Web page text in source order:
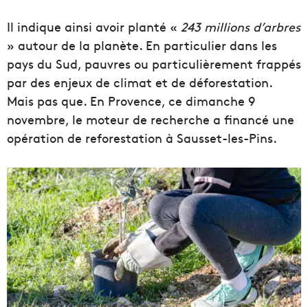
Il indique ainsi avoir planté « 243 millions d’arbres
» autour de la planète. En particulier dans les
pays du Sud, pauvres ou particulièrement frappés
par des enjeux de climat et de déforestation.
Mais pas que. En Provence, ce dimanche 9
novembre, le moteur de recherche a financé une
opération de reforestation à Sausset-les-Pins.